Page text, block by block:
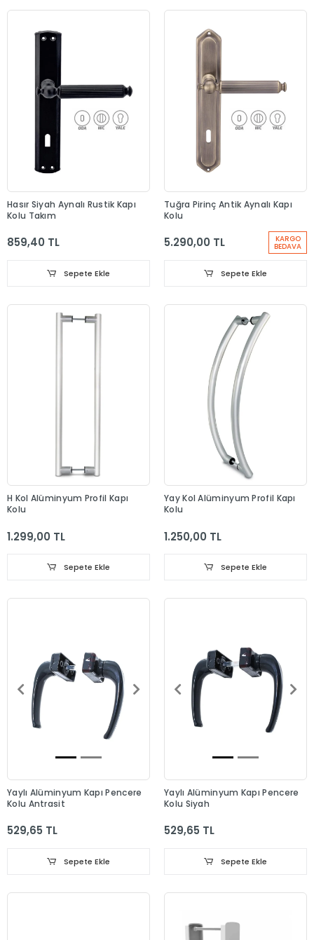
Hasır Siyah Aynalı Rustik Kapı
Kolu Takım
859,40 TL
Sepete Ekle
Tuğra Pirinç Antik Aynalı Kapı
Kolu
5.290,00 TL KARGO
BEDAVA
Sepete Ekle
H Kol Alüminyum Profil Kapı
Kolu
1.299,00 TL
Sepete Ekle
Yay Kol Alüminyum Profil Kapı
Kolu
1.250,00 TL
Sepete Ekle
Yaylı Alüminyum Kapı Pencere
Kolu Antrasit
529,65 TL
Sepete Ekle
Yaylı Alüminyum Kapı Pencere
Kolu Siyah
529,65 TL
Sepete Ekle